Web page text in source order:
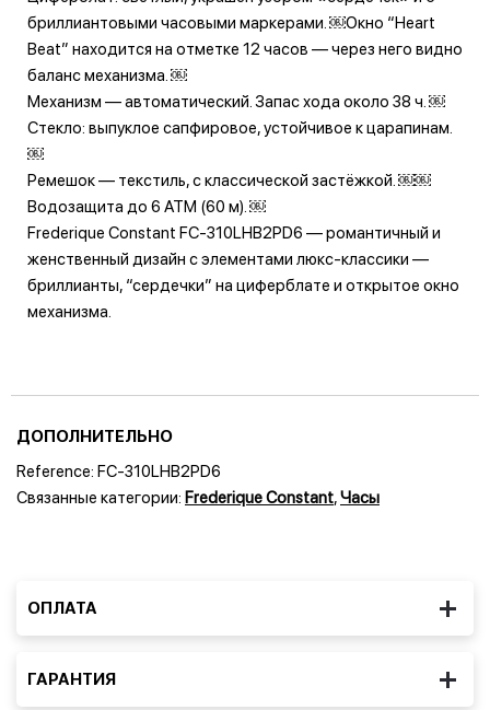
бриллиантовыми часовыми маркерами. ￼Окно “Heart
Beat” находится на отметке 12 часов — через него видно
баланс механизма. ￼
Механизм — автоматический. Запас хода около 38 ч. ￼
Стекло: выпуклое сапфировое, устойчивое к царапинам.
￼
Ремешок — текстиль, с классической застёжкой. ￼￼
Водозащита до 6 ATM (60 м). ￼
Frederique Constant FC‑310LHB2PD6 — романтичный и
женственный дизайн с элементами люкс-классики —
бриллианты, “сердечки” на циферблате и открытое окно
механизма.
ДОПОЛНИТЕЛЬНО
Reference: FC-310LHB2PD6
Связанные категории: Frederique Constant,Часы
ОПЛАТА
ГАРАНТИЯ